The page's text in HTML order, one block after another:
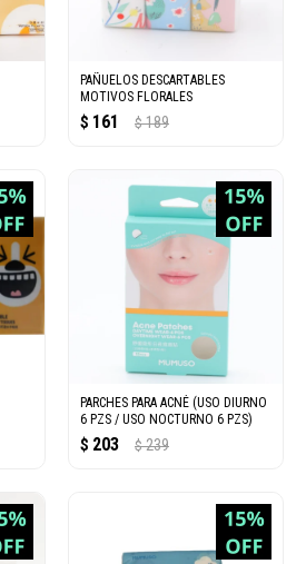
PAÑUELOS DESCARTABLES
MOTIVOS FLORALES
$ 161 $ 189
PARCHES PARA ACNÉ (USO DIURNO
6 PZS / USO NOCTURNO 6 PZS)
$ 203 $ 239